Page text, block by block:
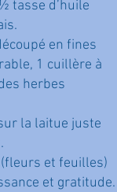
tasse d’huile
en fines
1 cuillère à
herbes
la laitue juste
et feuilles)
et gratitude.